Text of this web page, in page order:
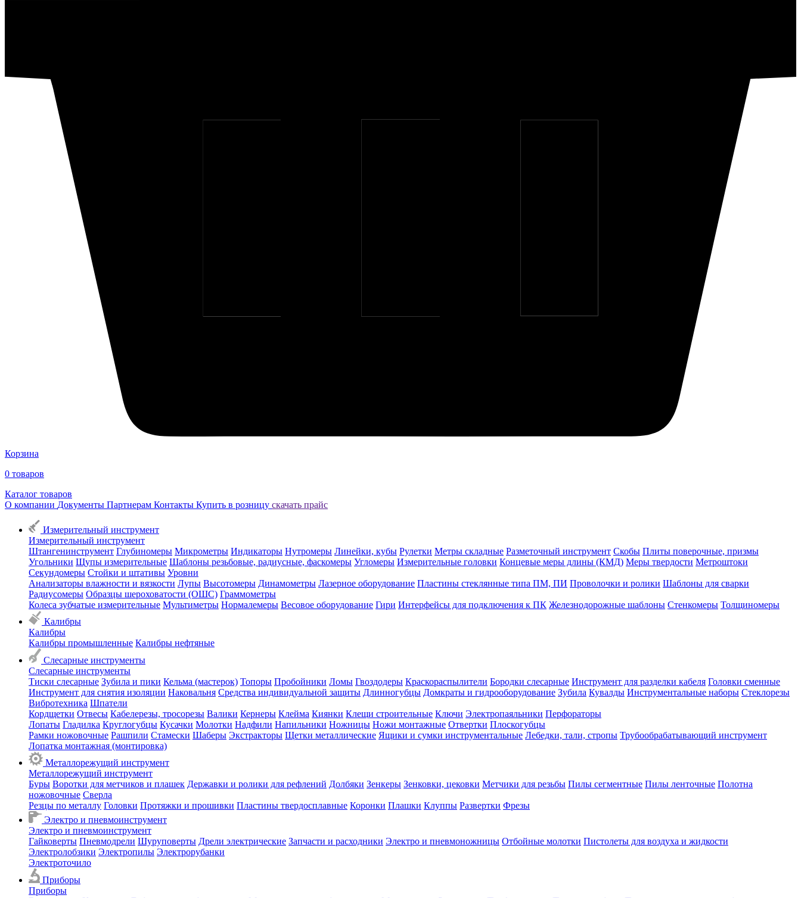
Корзина
0 товаров
Каталог товаров
О компании Документы Партнерам Контакты Купить в розницу скачать прайс
Измерительный инструмент
Измерительный инструмент
Штангенинструмент Глубиномеры Микрометры Индикаторы Нутромеры Линейки, кубы Рулетки Метры складные Разметочный инструмент Скобы Плиты поверочные, призмы
Угольники Щупы измерительные Шаблоны резьбовые, радиусные, фаскомеры Угломеры Измерительные головки Концевые меры длины (КМД) Меры твердости Метроштоки
Секундомеры Стойки и штативы Уровни
Анализаторы влажности и вязкости Лупы Высотомеры Динамометры Лазерное оборудование Пластины стеклянные типа ПМ, ПИ Проволочки и ролики Шаблоны для сварки
Радиусомеры Образцы шероховатости (ОШС) Граммометры
Колеса зубчатые измерительные Мультиметры Нормалемеры Весовое оборудование Гири Интерфейсы для подключения к ПК Железнодорожные шаблоны Стенкомеры Толщиномеры
Калибры
Калибры
Калибры промышленные Калибры нефтяные
Слесарные инструменты
Слесарные инструменты
Тиски слесарные Зубила и пики Кельма (мастерок) Топоры Пробойники Ломы Гвоздодеры Краскораспылители Бородки слесарные Инструмент для разделки кабеля Головки сменные
Инструмент для снятия изоляции Наковальня Средства индивидуальной защиты Длинногубцы Домкраты и гидрооборудование Зубила Кувалды Инструментальные наборы Стеклорезы
Вибротехника Шпатели
Кордщетки Отвесы Кабелерезы, тросорезы Валики Кернеры Клейма Киянки Клещи строительные Ключи Электропаяльники Перфораторы
Лопаты Гладилка Круглогубцы Кусачки Молотки Надфили Напильники Ножницы Ножи монтажные Отвертки Плоскогубцы
Рамки ножовочные Рашпили Стамески Шаберы Экстракторы Щетки металлические Ящики и сумки инструментальные Лебедки, тали, стропы Трубообрабатывающий инструмент
Лопатка монтажная (монтировка)
Металлорежущий инструмент
Металлорежущий инструмент
Буры Воротки для метчиков и плашек Державки и ролики для рефлений Долбяки Зенкеры Зенковки, цековки Метчики для резьбы Пилы сегментные Пилы ленточные Полотна
ножовочные Сверла
Резцы по металлу Головки Протяжки и прошивки Пластины твердосплавные Коронки Плашки Клуппы Развертки Фрезы
Электро и пневмоинструмент
Электро и пневмоинструмент
Гайковерты Пневмодрели Шуруповерты Дрели электрические Запчасти и расходники Электро и пневмоножницы Отбойные молотки Пистолеты для воздуха и жидкости
Электролобзики Электропилы Электрорубанки
Электроточило
Приборы
Приборы